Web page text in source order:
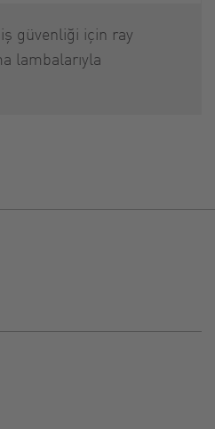
güvenliği için ray
lambalarıyla